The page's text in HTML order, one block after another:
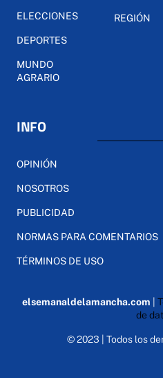
ELECCIONES
DEPORTES
MUNDO
AGRARIO
REGIÓN
INFO
OPINIÓN
NOSOTROS
PUBLICIDAD
NORMAS PARA COMENTARIOS
TÉRMINOS DE USO
elsemanaldelamancha.com |
de
© 2023 | Todos los